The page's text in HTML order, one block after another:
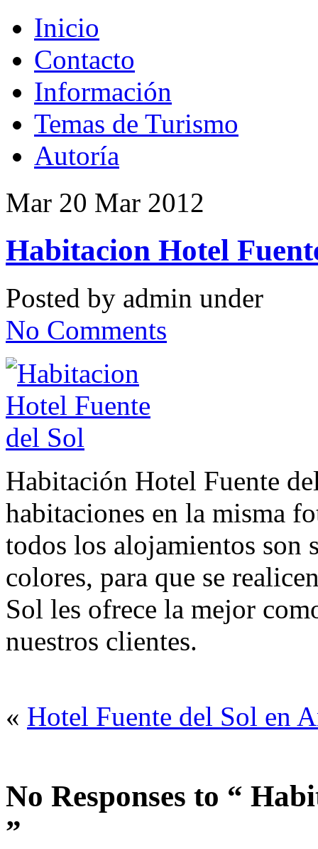
Inicio
Contacto
Información
Temas de Turismo
Autoría
Mar 20 Mar 2012
Habitacion Hotel
Posted by admin under
No Comments
Habitación Hotel Fuente
habitaciones en la misma
todos los alojamientos son
colores, para que se
Sol les ofrece la mejor
nuestros clientes.
« Hotel Fuente del Sol en
No Responses to “
”